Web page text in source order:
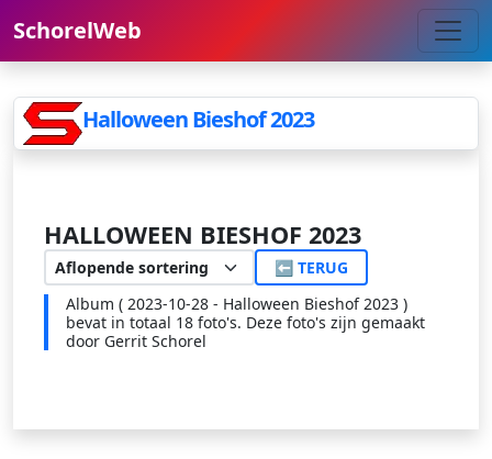
SchorelWeb
Halloween Bieshof 2023
HALLOWEEN BIESHOF 2023
⬅ TERUG
Album ( 2023-10-28 - Halloween Bieshof 2023 )
bevat in totaal 18 foto's. Deze foto's zijn gemaakt
door Gerrit Schorel